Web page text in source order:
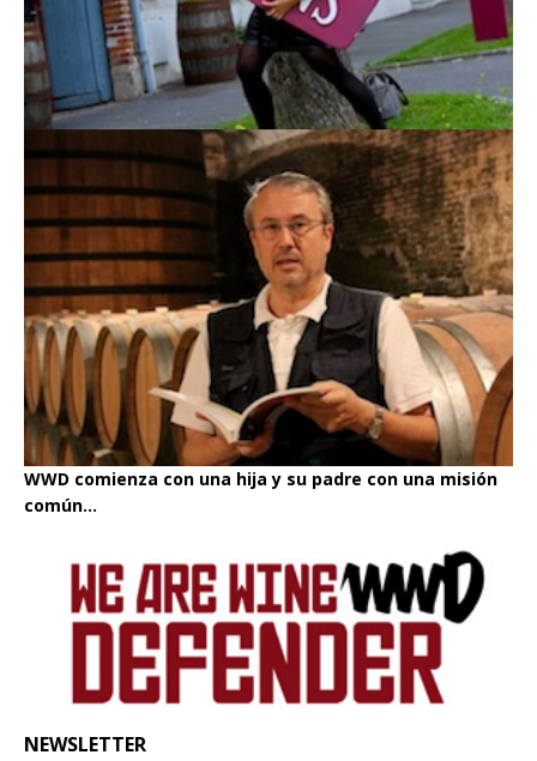
WWD comienza con una hija y su padre con una misión
común...
NEWSLETTER